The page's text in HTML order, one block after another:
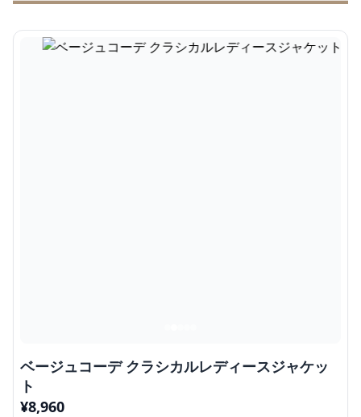
ベージュコーデ クラシカルレディースジャケッ
ト
¥8,960